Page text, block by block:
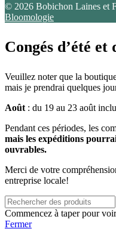
© 2026 Bobichon Laines et
Bloomologie
Congés d’été et
Veuillez noter que la
mais je prendrai quelques
Août : du 19 au 23 août
Pendant ces périodes, les
mais les expéditions
ouvrables.
Merci de votre
entreprise locale!
Commencez à taper pour
Fermer